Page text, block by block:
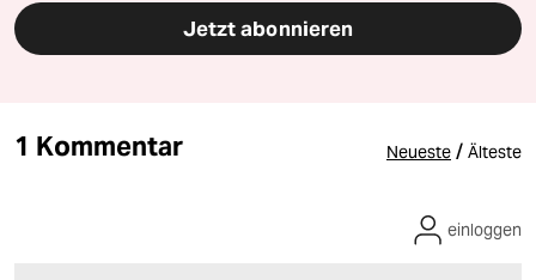
Jetzt abonnieren
1 Kommentar Neueste / Älteste
einloggen